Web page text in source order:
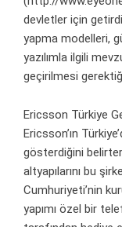
devletler için
yapma modelleri,
yazılımla ilgili
geçirilmesi
Ericsson Türkiye
Ericsson’ın
gösterdiğini
altyapılarını bu
Cumhuriyeti’nin
yapımı özel bir